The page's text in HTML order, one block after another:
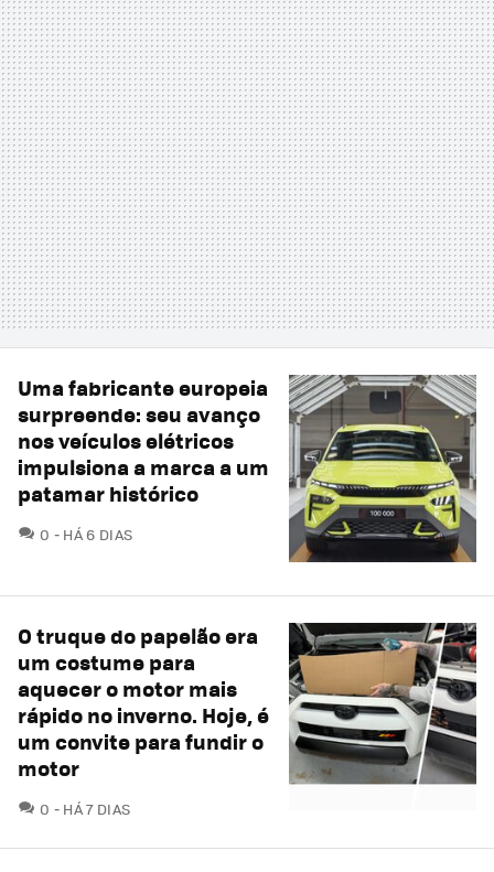
Uma fabricante europeia
surpreende: seu avanço
nos veículos elétricos
impulsiona a marca a um
patamar histórico
0 COMENTÁRIOS
HÁ 6 DIAS
O truque do papelão era
um costume para
aquecer o motor mais
rápido no inverno. Hoje, é
um convite para fundir o
motor
0 COMENTÁRIOS
HÁ 7 DIAS